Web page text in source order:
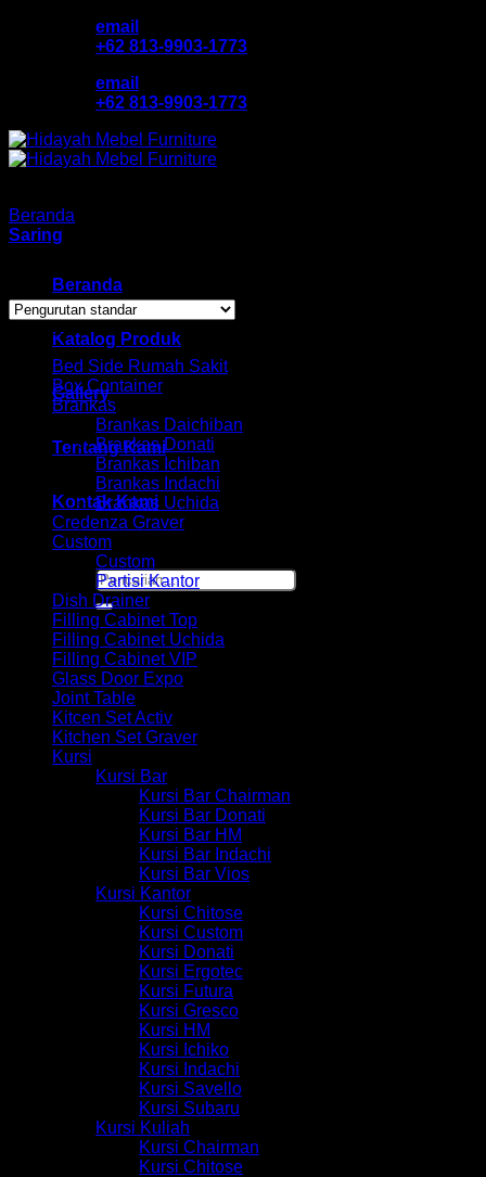
email
+62 813-9903-1773
email
+62 813-9903-1773
Beranda
Katalog Produk
Gallery
Tentang Kami
Kontak Kami
Pencarian
untuk:
Beranda
Saring
Browse
Bed Side Rumah Sakit
Box Container
Brankas
Brankas Daichiban
Brankas Donati
Brankas Ichiban
Brankas Indachi
Brankas Uchida
Credenza Graver
Custom
Custom
Partisi Kantor
Dish Drainer
Filling Cabinet Top
Filling Cabinet Uchida
Filling Cabinet VIP
Glass Door Expo
Joint Table
Kitcen Set Activ
Kitchen Set Graver
Kursi
Kursi Bar
Kursi Bar Chairman
Kursi Bar Donati
Kursi Bar HM
Kursi Bar Indachi
Kursi Bar Vios
Kursi Kantor
Kursi Chitose
Kursi Custom
Kursi Donati
Kursi Ergotec
Kursi Futura
Kursi Gresco
Kursi HM
Kursi Ichiko
Kursi Indachi
Kursi Savello
Kursi Subaru
Kursi Kuliah
Kursi Chairman
Kursi Chitose